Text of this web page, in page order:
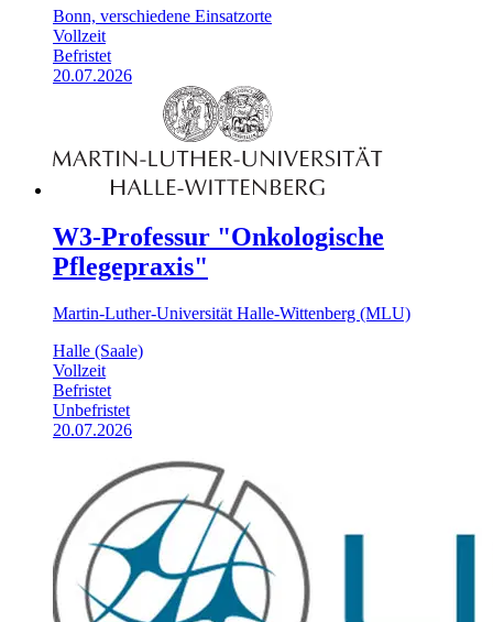
Bonn, verschiedene Einsatzorte
Vollzeit
Befristet
20.07.2026
W3-Professur "Onkologische
Pflegepraxis"
Martin-Luther-Universität Halle-Wittenberg (MLU)
Halle (Saale)
Vollzeit
Befristet
Unbefristet
20.07.2026